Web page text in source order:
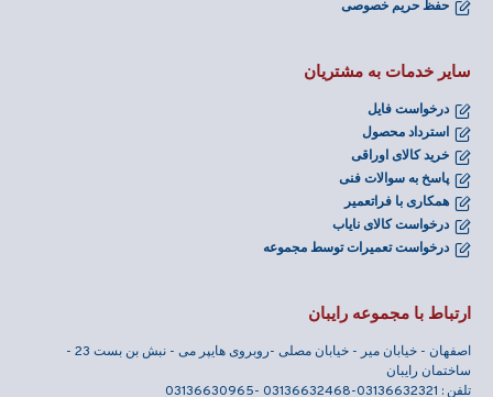
حفظ حریم خصوصی
سایر خدمات به مشتریان
درخواست فایل
استرداد محصول
خرید کالای اوراقی
پاسخ به سوالات فنی
همکاری با فراتعمیر
درخواست کالای نایاب
درخواست تعمیرات توسط مجموعه
ارتباط با مجموعه رایبان
اصفهان - خیابان میر - خیابان مصلی -روبروی هایپر می - نبش بن بست 23 -
ساختمان رایبان
تلفن : 03136632321-03136632468 -03136630965